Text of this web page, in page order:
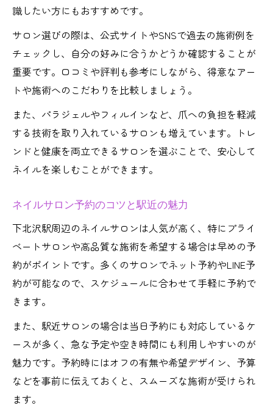
識したい方にもおすすめです。
サロン選びの際は、公式サイトやSNSで過去の施術例を
チェックし、自分の好みに合うかどうか確認することが
重要です。口コミや評判も参考にしながら、得意なアー
トや施術へのこだわりを比較しましょう。
また、パラジェルやフィルインなど、爪への負担を軽減
する技術を取り入れているサロンも増えています。トレ
ンドと健康を両立できるサロンを選ぶことで、安心して
ネイルを楽しむことができます。
ネイルサロン予約のコツと駅近の魅力
下北沢駅周辺のネイルサロンは人気が高く、特にプライ
ベートサロンや高品質な施術を希望する場合は早めの予
約がポイントです。多くのサロンでネット予約やLINE予
約が可能なので、スケジュールに合わせて手軽に予約で
きます。
また、駅近サロンの場合は当日予約にも対応しているケ
ースが多く、急な予定や空き時間にも利用しやすいのが
魅力です。予約時にはオフの有無や希望デザイン、予算
などを事前に伝えておくと、スムーズな施術が受けられ
ます。